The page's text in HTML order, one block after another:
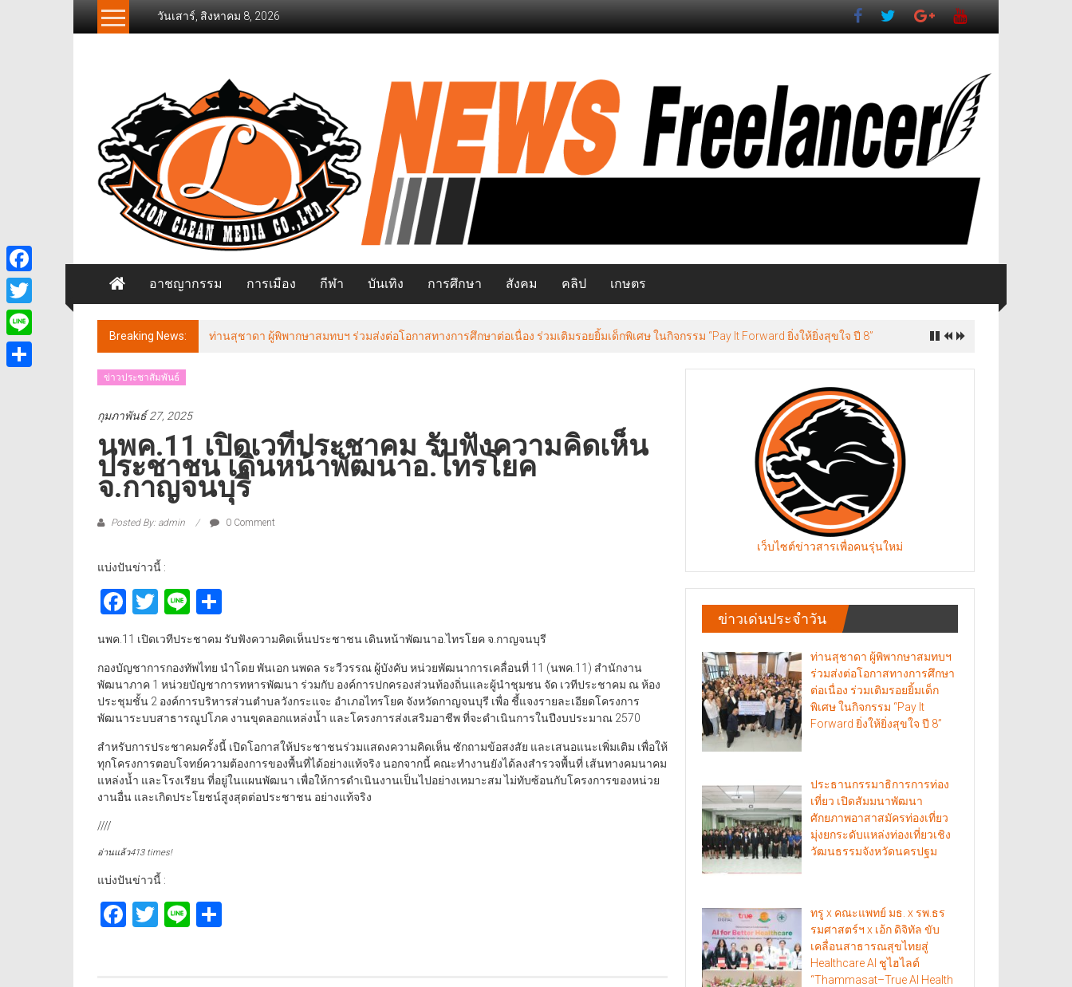
วันเสาร์, สิงหาคม 8, 2026
Freelancer
วส์
ฟรี
แลน
เซอร์
อาชญากรรม การเมือง กีฬา บันเทิง การศึกษา สังคม คลิป เกษตร
Breaking News: ท่านสุชาดา ผู้พิพากษาสมทบฯ ร่วมส่งต่อโอกาสทางการศึกษาต่อเนื่อง ร่วมเติมรอยยิ้มเด็กพิเศษ ในกิจกรรม “Pay It Forward ยิ่งให้ยิ่งสุขใจ ปี 8”
ข่าวประชาสัมพันธ์
กุมภาพันธ์ 27, 2025
นพค.11 เปิดเวทีประชาคม รับฟังความคิดเห็น
ประชาชน เดินหน้าพัฒนาอ.ไทรโยค
จ.กาญจนบุรี
Posted By: admin 0 Comment
แบ่งปันข่าวนี้ :
Facebook
Twitter
Line
นพค.11 เปิดเวทีประชาคม รับฟังความคิดเห็นประชาชน เดินหน้าพัฒนาอ.ไทรโยค จ.กาญจนบุรี
กองบัญชาการกองทัพไทย นำโดย พันเอก นพดล ระวีวรรณ ผู้บังคับ หน่วยพัฒนาการเคลื่อนที่ 11 (นพค.11) สำนักงาน
พัฒนาภาค 1 หน่วยบัญชาการทหารพัฒนา ร่วมกับ องค์การปกครองส่วนท้องถิ่นและผู้นำชุมชน จัด เวทีประชาคม ณ ห้อง
ประชุมชั้น 2 องค์การบริหารส่วนตำบลวังกระแจะ อำเภอไทรโยค จังหวัดกาญจนบุรี เพื่อ ชี้แจงรายละเอียดโครงการ
พัฒนาระบบสาธารณูปโภค งานขุดลอกแหล่งน้ำ และโครงการส่งเสริมอาชีพ ที่จะดำเนินการในปีงบประมาณ 2570
สำหรับการประชาคมครั้งนี้ เปิดโอกาสให้ประชาชนร่วมแสดงความคิดเห็น ซักถามข้อสงสัย และเสนอแนะเพิ่มเติม เพื่อให้
ทุกโครงการตอบโจทย์ความต้องการของพื้นที่ได้อย่างแท้จริง นอกจากนี้ คณะทำงานยังได้ลงสำรวจพื้นที่ เส้นทางคมนาคม
แหล่งน้ำ และโรงเรียน ที่อยู่ในแผนพัฒนา เพื่อให้การดำเนินงานเป็นไปอย่างเหมาะสม ไม่ทับซ้อนกับโครงการของหน่วย
งานอื่น และเกิดประโยชน์สูงสุดต่อประชาชน อย่างแท้จริง
////
อ่านแล้ว413 times!
แบ่งปันข่าวนี้ :
Facebook
Twitter
Line
เว็บไซต์ข่าวสารเพื่อคนรุ่นใหม่
ข่าวเด่นประจำวัน
ท่านสุชาดา ผู้พิพากษาสมทบฯ
ร่วมส่งต่อโอกาสทางการศึกษา
ต่อเนื่อง ร่วมเติมรอยยิ้มเด็ก
พิเศษ ในกิจกรรม “Pay It
Forward ยิ่งให้ยิ่งสุขใจ ปี 8”
ประธานกรรมาธิการการท่อง
เที่ยว เปิดสัมมนาพัฒนา
ศักยภาพอาสาสมัครท่องเที่ยว
มุ่งยกระดับแหล่งท่องเที่ยวเชิง
วัฒนธรรมจังหวัดนครปฐม
ทรู x คณะแพทย์ มธ. x รพ.ธร
รมศาสตร์ฯ x เอ้ก ดิจิทัล ขับ
เคลื่อนสาธารณสุขไทยสู่
Healthcare AI ชูไฮไลต์
“Thammasat–True AI Health
Facebook
Twitter
Line